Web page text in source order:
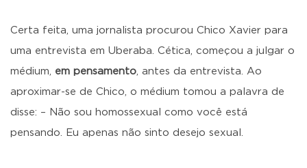
Certa feita, uma jornalista procurou Chico Xavier para
uma entrevista em Uberaba. Cética, começou a julgar o
médium, em pensamento, antes da entrevista. Ao
aproximar-se de Chico, o médium tomou a palavra de
disse: – Não sou homossexual como você está
pensando. Eu apenas não sinto desejo sexual.